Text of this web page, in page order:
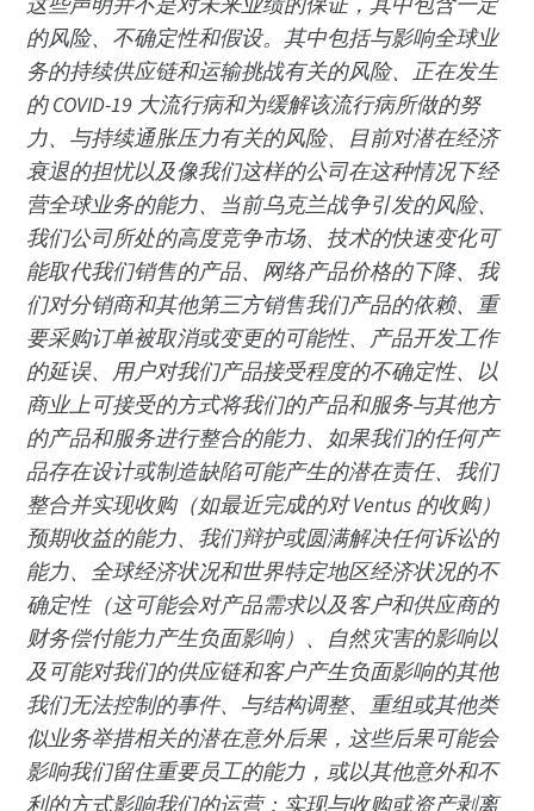
的风险、不确定性和假设。其中包括与影响全球业
务的持续供应链和运输挑战有关的风险、正在发生
的 COVID-19 大流行病和为缓解该流行病所做的努
力、与持续通胀压力有关的风险、目前对潜在经济
衰退的担忧以及像我们这样的公司在这种情况下经
营全球业务的能力、当前乌克兰战争引发的风险、
我们公司所处的高度竞争市场、技术的快速变化可
能取代我们销售的产品、网络产品价格的下降、我
们对分销商和其他第三方销售我们产品的依赖、重
要采购订单被取消或变更的可能性、产品开发工作
的延误、用户对我们产品接受程度的不确定性、以
商业上可接受的方式将我们的产品和服务与其他方
的产品和服务进行整合的能力、如果我们的任何产
品存在设计或制造缺陷可能产生的潜在责任、我们
整合并实现收购（如最近完成的对 Ventus 的收购）
预期收益的能力、我们辩护或圆满解决任何诉讼的
能力、全球经济状况和世界特定地区经济状况的不
确定性（这可能会对产品需求以及客户和供应商的
财务偿付能力产生负面影响）、自然灾害的影响以
及可能对我们的供应链和客户产生负面影响的其他
我们无法控制的事件、与结构调整、重组或其他类
似业务举措相关的潜在意外后果，这些后果可能会
影响我们留住重要员工的能力，或以其他意外和不